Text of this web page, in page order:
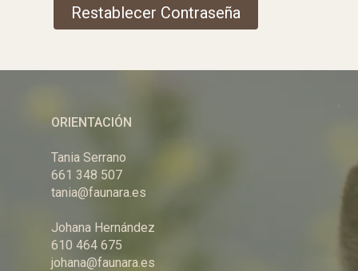
Restablecer Contraseña
ORIENTACIÓN
Tania Serrano
661 348 507
tania@faunara.es
Johana Hernández
610 464 675
johana@faunara.es